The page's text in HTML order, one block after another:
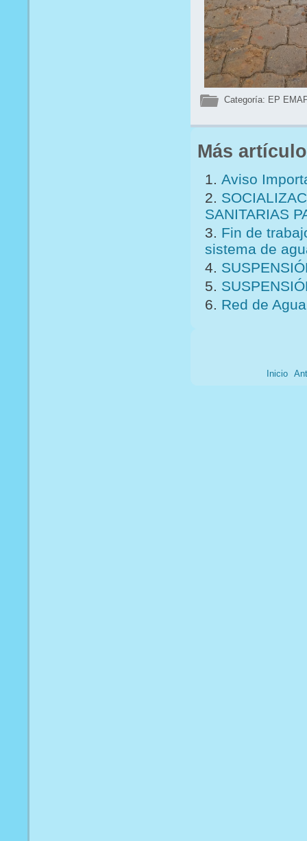
Categoría: EP
Más
Aviso
SANITARIAS
Fin de
sistema de
Red de
Inicio